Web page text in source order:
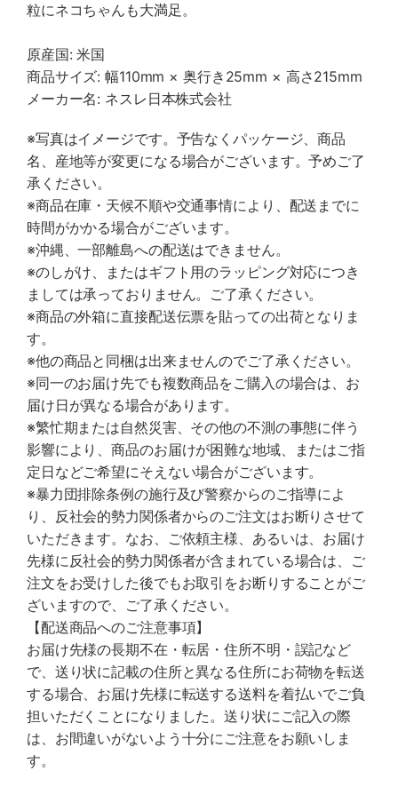
粒にネコちゃんも大満足。
原産国: 米国
商品サイズ: 幅110mm × 奥行き25mm × 高さ215mm
メーカー名: ネスレ日本株式会社
※写真はイメージです。予告なくパッケージ、商品
名、産地等が変更になる場合がございます。予めご了
承ください。
※商品在庫・天候不順や交通事情により、配送までに
時間がかかる場合がございます。
※沖縄、一部離島への配送はできません。
※のしがけ、またはギフト用のラッピング対応につき
ましては承っておりません。ご了承ください。
※商品の外箱に直接配送伝票を貼っての出荷となりま
す。
※他の商品と同梱は出来ませんのでご了承ください。
※同一のお届け先でも複数商品をご購入の場合は、お
届け日が異なる場合があります。
※繁忙期または自然災害、その他の不測の事態に伴う
影響により、商品のお届けが困難な地域、またはご指
定日などご希望にそえない場合がございます。
※暴力団排除条例の施行及び警察からのご指導によ
り、反社会的勢力関係者からのご注文はお断りさせて
いただきます。なお、ご依頼主様、あるいは、お届け
先様に反社会的勢力関係者が含まれている場合は、ご
注文をお受けした後でもお取引をお断りすることがご
ざいますので、ご了承ください。
【配送商品へのご注意事項】
お届け先様の長期不在・転居・住所不明・誤記など
で、送り状に記載の住所と異なる住所にお荷物を転送
する場合、お届け先様に転送する送料を着払いでご負
担いただくことになりました。送り状にご記入の際
は、お間違いがないよう十分にご注意をお願いしま
す。